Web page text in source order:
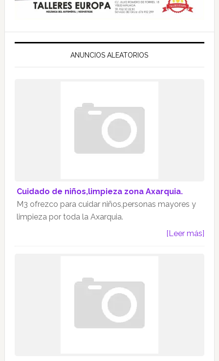
ANUNCIOS ALEATORIOS
Cuidado de niños,limpieza zona Axarquia.
M3 ofrezco para cuidar niños,personas mayores y
limpieza por toda la Axarquia.
[Leer más]